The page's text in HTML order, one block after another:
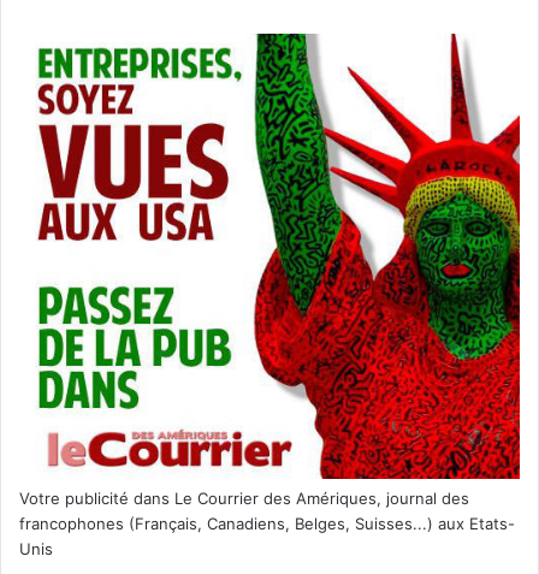
Votre publicité dans Le Courrier des Amériques, journal des
francophones (Français, Canadiens, Belges, Suisses...) aux Etats-
Unis